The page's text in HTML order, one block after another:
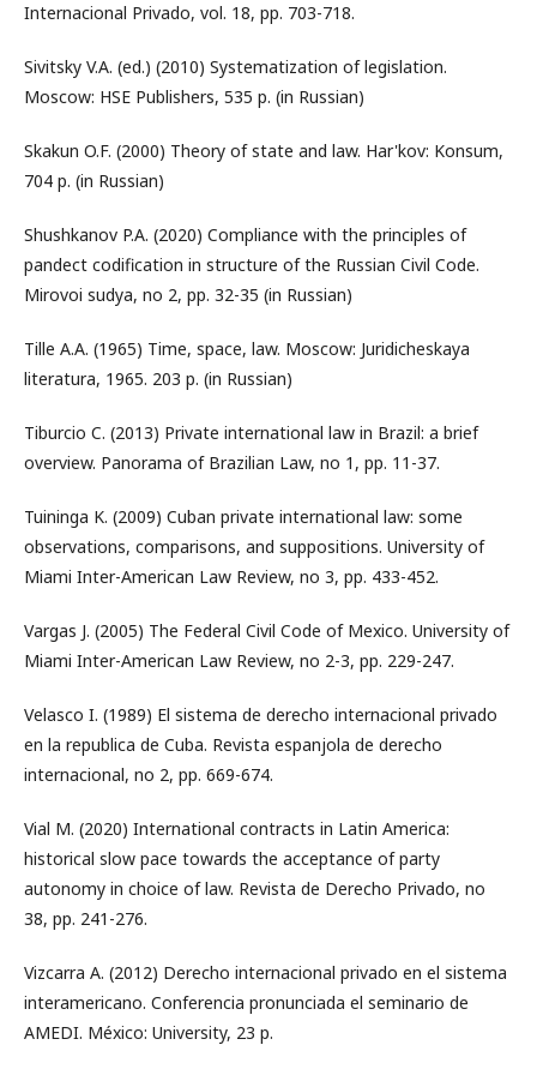
Internacional Privado, vol. 18, pp. 703-718.
Sivitsky V.A. (ed.) (2010) Systematization of legislation.
Moscow: HSE Publishers, 535 p. (in Russian)
Skakun O.F. (2000) Theory of state and law. Har'kov: Konsum,
704 p. (in Russian)
Shushkanov P.A. (2020) Compliance with the principles of
pandect codification in structure of the Russian Civil Code.
Mirovoi sudya, no 2, pp. 32-35 (in Russian)
Tille A.A. (1965) Time, space, law. Moscow: Juridicheskaya
literatura, 1965. 203 p. (in Russian)
Tiburcio C. (2013) Private international law in Brazil: a brief
overview. Panorama of Brazilian Law, no 1, pp. 11-37.
Tuininga K. (2009) Cuban private international law: some
observations, comparisons, and suppositions. University of
Miami Inter-American Law Review, no 3, pp. 433-452.
Vargas J. (2005) The Federal Civil Code of Mexico. University of
Miami Inter-American Law Review, no 2-3, pp. 229-247.
Velasco I. (1989) El sistema de derecho internacional privado
en la republica de Cuba. Revista espanjola de derecho
internacional, no 2, pp. 669-674.
Vial M. (2020) International contracts in Latin America:
historical slow pace towards the acceptance of party
autonomy in choice of law. Revista de Derecho Privado, no
38, pp. 241-276.
Vizcarra A. (2012) Derecho internacional privado en el sistema
interamericano. Conferencia pronunciada el seminario de
AMEDI. México: University, 23 p.